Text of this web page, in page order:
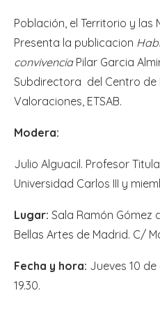
Población, el Territorio y las
Presenta la publicacion
convivencia Pilar Garcia
Subdirectora del Centro de
Valoraciones, ETSAB.
Modera:
Julio Alguacil. Profesor
Universidad Carlos III y
Lugar: Sala Ramón Gómez
Bellas Artes de Madrid. C/
Fecha y hora: Jueves 10
19.30.